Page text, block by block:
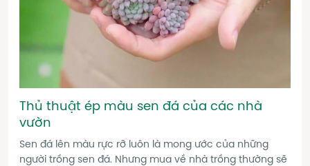
Thủ thuật ép màu sen đá của các nhà
vườn
Sen đá lên màu rực rỡ luôn là mong ước của những
người trồng sen đá. Nhưng mua về nhà trồng thường sẽ